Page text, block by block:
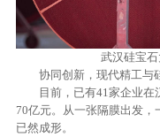
武汉硅宝石
协同创新，现代精工与
目前，已有41家企业
70亿元。从一张隔膜出发
已然成形。